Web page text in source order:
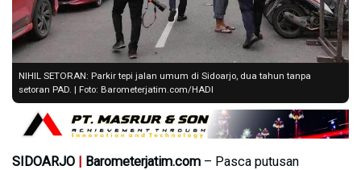
NIHIL SETORAN: Parkir tepi jalan umum di Sidoarjo, dua tahun tanpa
setoran PAD. | Foto: Barometerjatim.com/HADI
SIDOARJO | Barometerjatim.com – Pasca putusan